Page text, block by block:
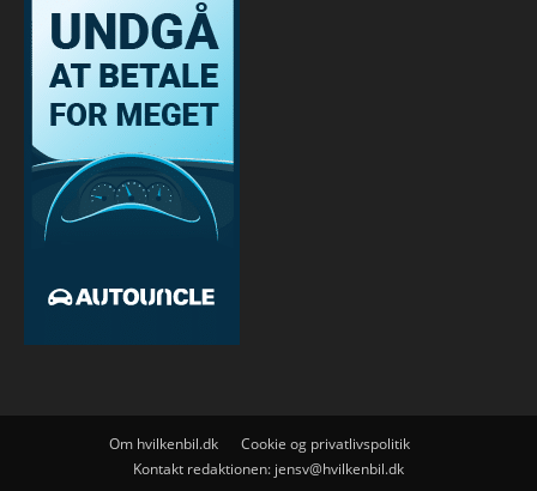
Om hvilkenbil.dk
Cookie og privatlivspolitik
Kontakt redaktionen: jensv@hvilkenbil.dk